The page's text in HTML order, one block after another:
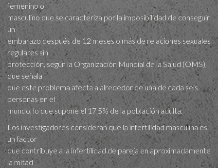
femenino o
masculino que se caracteriza por la imposibilidad de conseguir
un
embarazo después de 12 meses o más de relaciones sexuales
regulares sin
protección, según la Organización Mundial de la Salud (OMS),
que señala
que este problema afecta a alrededor de una de cada seis
personas en el
mundo, lo que supone el 17,5% de la población adulta.
Los investigadores consideran que la infertilidad masculina es
un factor
que contribuye a la infertilidad de pareja en aproximadamente
la mitad